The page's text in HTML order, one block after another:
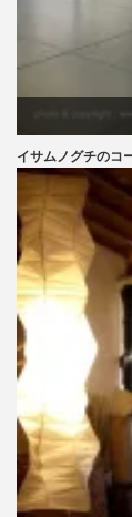
イサムノグチのコ